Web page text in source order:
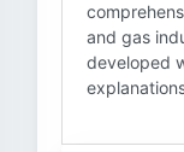
and gas
developed